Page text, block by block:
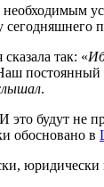
так: «
.
это будут не
обосновано в
юридически